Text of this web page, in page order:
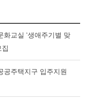
화교실 '생애주기별 맞
공주택지구 입주지원